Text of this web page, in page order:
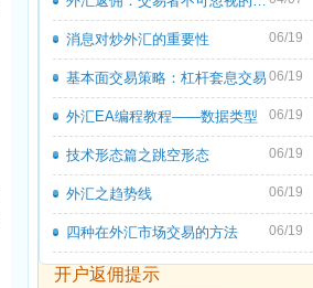
消息对炒外汇的重要性 06/19
基本面交易策略：杠杆套息交易 06/19
外汇EA编程教程――数据类型 06/19
技术形态篇之跳空形态 06/19
外汇之趋势线 06/19
四种在外汇市场交易的方法 06/19
开户返佣提示